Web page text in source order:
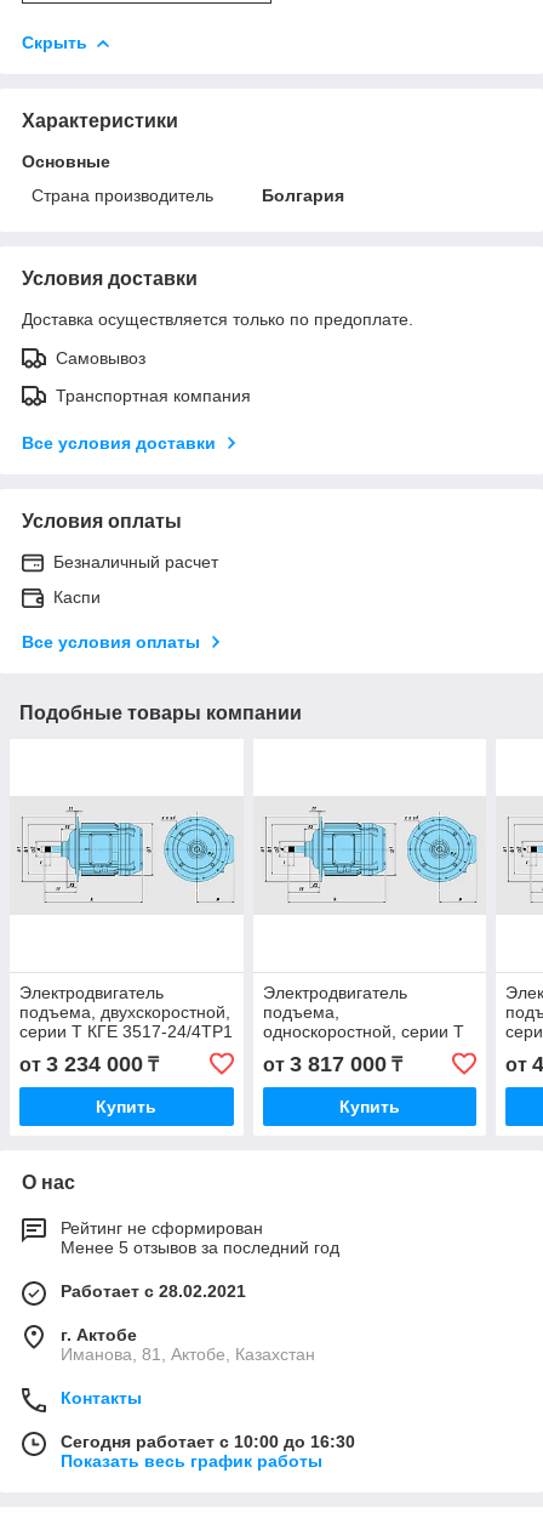
Скрыть
Характеристики
Основные
Страна производитель
Болгария
Условия доставки
Доставка осуществляется только по предоплате.
Самовывоз
Транспортная компания
Все условия доставки
Условия оплаты
Безналичный расчет
Каспи
Все условия оплаты
Подобные товары компании
Электродвигатель
подъема, двухскоростной,
серии T КГЕ 3517-24/4ТР1
KGE 3517-24/4TP1 КГ
3517-24/4 ТР1 KG
от 3 234 000 ₸
Купить
Электродвигатель
подъема,
односкоростной, серии T
КГЕ 3518Р6ТР1 KGE
3518P6TP1 КГ 3518Р6
ТР1 KG 3518P6 TP1
от 3 817 000₸
Купить
от
О нас
Рейтинг не сформирован
Менее 5 отзывов за последний год
Работает с 28.02.2021
г. Актобе
Иманова, 81, Актобе, Казахстан
Контакты
Сегодня работает с 10:00 до 16:30
Показать весь график работы